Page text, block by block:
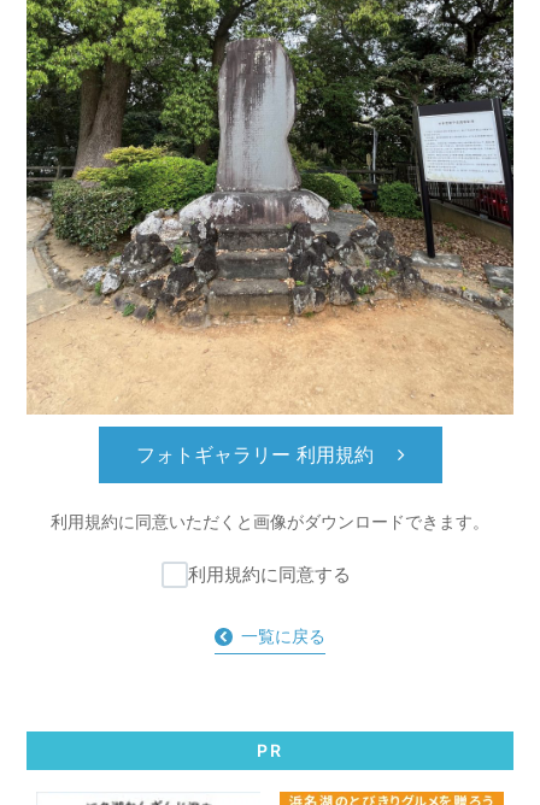
フォトギャラリー 利用規約
利用規約に同意いただくと画像がダウンロードできます。
利用規約に同意する
一覧に戻る
PR